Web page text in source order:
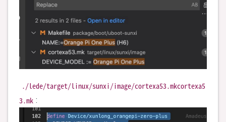
./lede/target/linux/sunxi/image/cortexa53.mkcortexa5
3.mk :